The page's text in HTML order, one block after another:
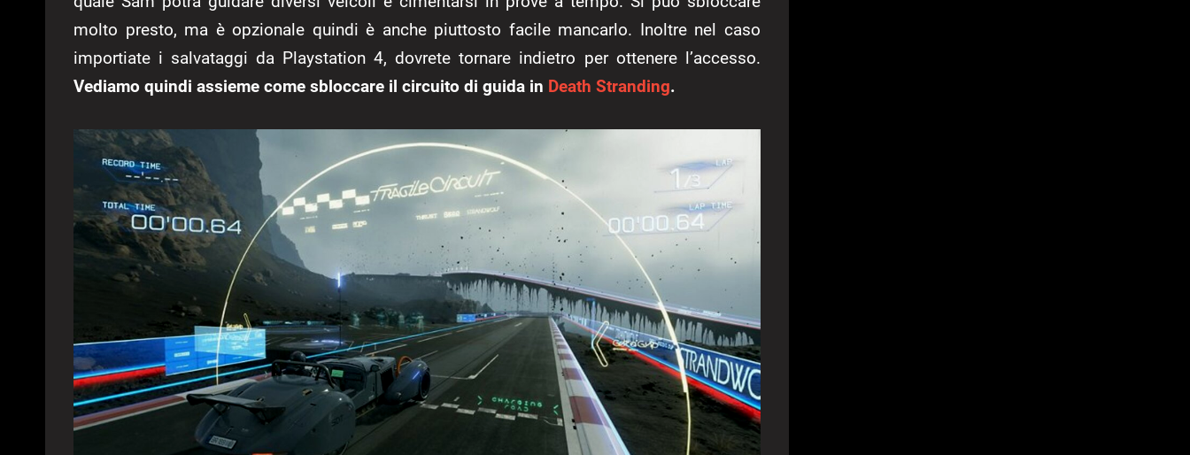
molto presto, ma è opzionale quindi è anche piuttosto facile mancarlo. Inoltre nel caso
importiate i salvataggi da Playstation 4, dovrete tornare indietro per ottenere l’accesso.
Vediamo quindi assieme come sbloccare il circuito di guida in Death Stranding.